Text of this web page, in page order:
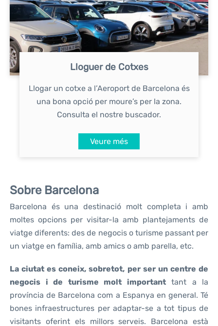
Lloguer de Cotxes
Llogar un cotxe a l’Aeroport de Barcelona és
una bona opció per moure’s per la zona.
Consulta el nostre buscador.
Veure més
Sobre Barcelona
Barcelona és una destinació molt completa i amb
moltes opcions per visitar-la amb plantejaments de
viatge diferents: des de negocis o turisme passant per
un viatge en família, amb amics o amb parella, etc.
La ciutat es coneix, sobretot, per ser un centre de
negocis i de turisme molt importanttant a la
província de Barcelona com a Espanya en general. Té
bones infraestructures per adaptar-se a tot tipus de
visitants oferint els millors serveis. Barcelona està